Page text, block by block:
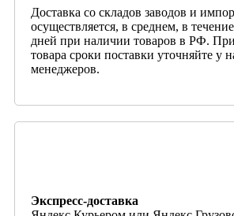
Доставка со складов заводов и
осуществляется, в среднем, в
дней при наличии товаров в РФ.
товара сроки поставки уточняйте у
менеджеров.
Экспресс-доставка